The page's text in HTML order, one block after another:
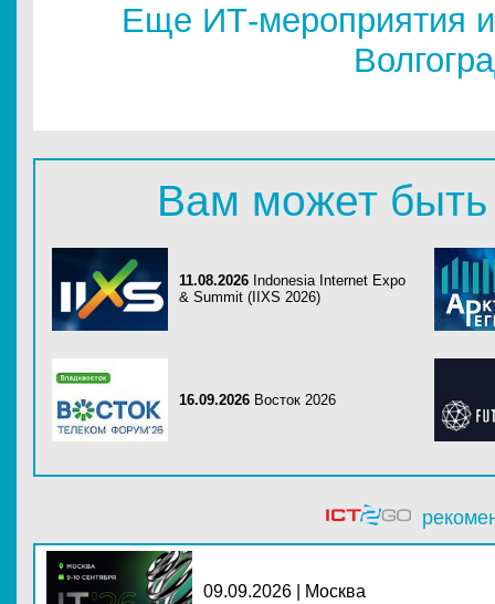
Еще ИТ-мероприятия
Вам может быть
11.08.2026 Indonesia Internet Expo
& Summit (IIXS 2026)
16.09.2026 Восток 2026
09.09.2026 | Москва